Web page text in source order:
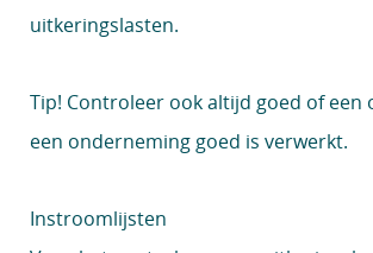
uitkeringslasten.
Tip! Controleer ook altijd goed of een
een onderneming goed is verwerkt.
Instroomlijsten